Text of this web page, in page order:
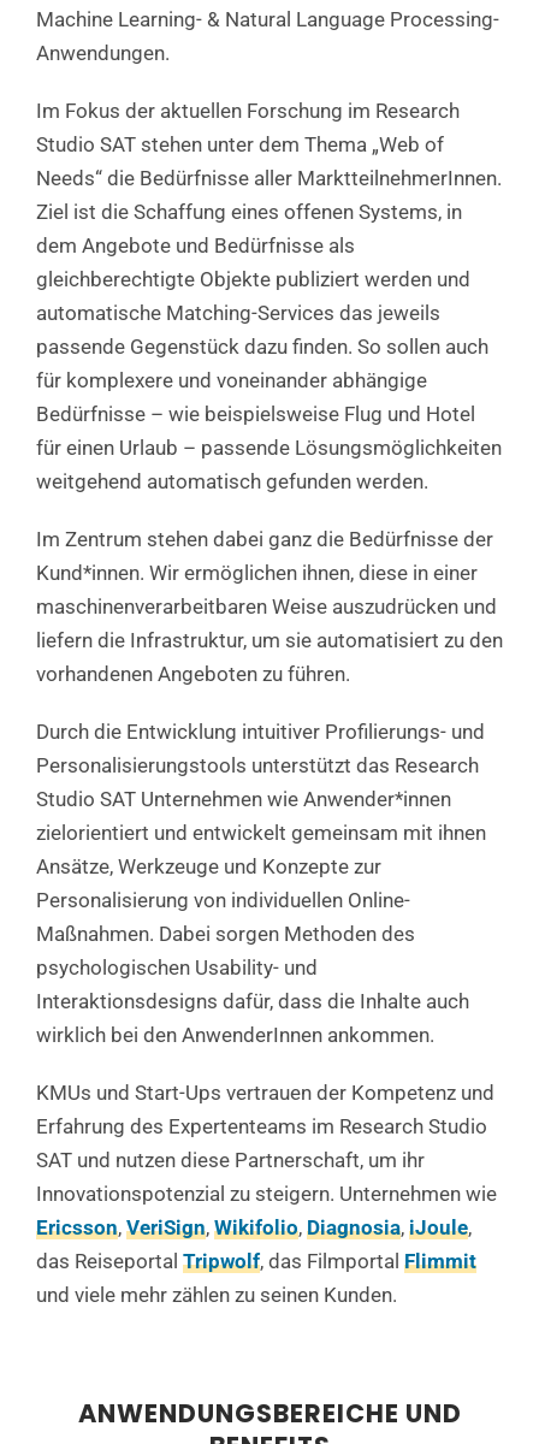
Machine Learning- & Natural Language Processing-
Anwendungen.
Im Fokus der aktuellen Forschung im Research
Studio SAT stehen unter dem Thema „Web of
Needs“ die Bedürfnisse aller MarktteilnehmerInnen.
Ziel ist die Schaffung eines offenen Systems, in
dem Angebote und Bedürfnisse als
gleichberechtigte Objekte publiziert werden und
automatische Matching-Services das jeweils
passende Gegenstück dazu finden. So sollen auch
für komplexere und voneinander abhängige
Bedürfnisse – wie beispielsweise Flug und Hotel
für einen Urlaub – passende Lösungsmöglichkeiten
weitgehend automatisch gefunden werden.
Im Zentrum stehen dabei ganz die Bedürfnisse der
Kund*innen. Wir ermöglichen ihnen, diese in einer
maschinenverarbeitbaren Weise auszudrücken und
liefern die Infrastruktur, um sie automatisiert zu den
vorhandenen Angeboten zu führen.
Durch die Entwicklung intuitiver Profilierungs- und
Personalisierungstools unterstützt das Research
Studio SAT Unternehmen wie Anwender*innen
zielorientiert und entwickelt gemeinsam mit ihnen
Ansätze, Werkzeuge und Konzepte zur
Personalisierung von individuellen Online-
Maßnahmen. Dabei sorgen Methoden des
psychologischen Usability- und
Interaktionsdesigns dafür, dass die Inhalte auch
wirklich bei den AnwenderInnen ankommen.
KMUs und Start-Ups vertrauen der Kompetenz und
Erfahrung des Expertenteams im Research Studio
SAT und nutzen diese Partnerschaft, um ihr
Innovationspotenzial zu steigern. Unternehmen wie
Ericsson, VeriSign, Wikifolio, Diagnosia, iJoule,
das Reiseportal Tripwolf, das Filmportal Flimmit
und viele mehr zählen zu seinen Kunden.
ANWENDUNGSBEREICHE UND